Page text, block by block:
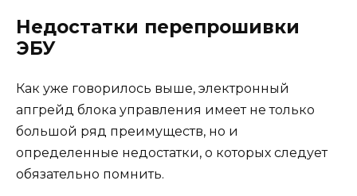
Недостатки перепрошивки
ЭБУ
Как уже говорилось выше, электронный
апгрейд блока управления имеет не только
большой ряд преимуществ, но и
определенные недостатки, о которых следует
обязательно помнить.